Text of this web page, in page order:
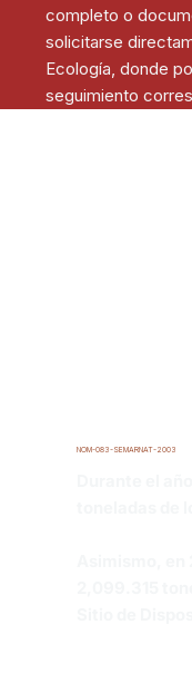
completo o
solicitarse
Ecología, donde
seguimiento
NOM-083-SEMARNAT-2003